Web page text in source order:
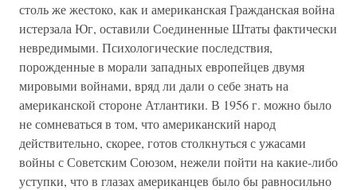
столь же жестоко, как и американская Гражданская война
истерзала Юг, оставили Соединенные Штаты фактически
невредимыми. Психологические последствия,
порожденные в морали западных европейцев двумя
мировыми войнами, вряд ли дали о себе знать на
американской стороне Атлантики. В 1956 г. можно было
не сомневаться в том, что американский народ
действительно, скорее, готов столкнуться с ужасами
войны с Советским Союзом, нежели пойти на какие-либо
уступки, что в глазах американцев было бы равносильно